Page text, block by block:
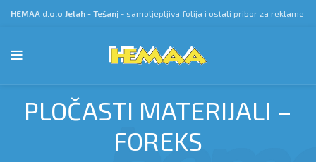
HEMAA d.o.o Jelah - Tešanj - samoljepljiva folija i ostali pribor za reklame
PLOČASTI MATERIJALI –
FOREKS